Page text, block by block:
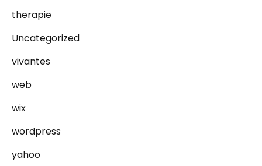
therapie
Uncategorized
vivantes
web
wix
wordpress
yahoo